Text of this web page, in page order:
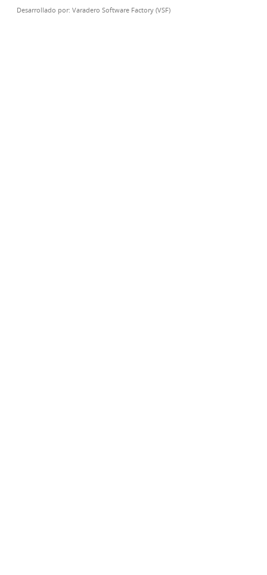
Desarrollado por: Varadero Software Factory (VSF)